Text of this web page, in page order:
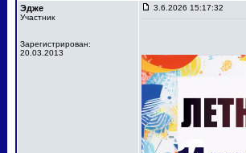
Эдже
Участник
Зарегистрирован:
20.03.2013
3.6.2026 15:17:32